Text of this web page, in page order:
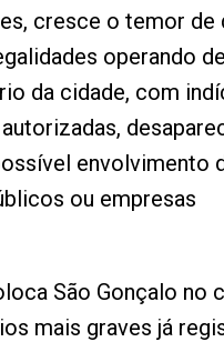
cresce o temor de
operando
da cidade, com
envolvimento
ou empresas
São Gonçalo no
mais graves já